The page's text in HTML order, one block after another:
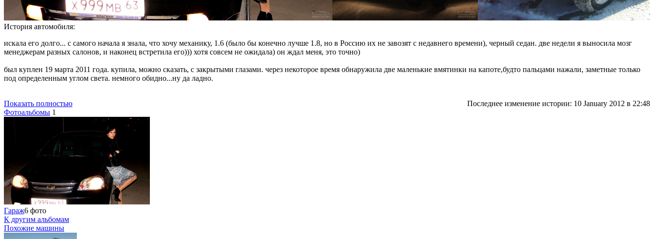
История автомобиля:
искала его долго... с самого начала я знала, что хочу механику, 1.6 (было бы конечно лучше 1.8, но в Россию их не завозят с недавнего времени), черный седан. две недели я выносила мозг
менеджерам разных салонов, и наконец встретила его))) хотя совсем не ожидала) он ждал меня, это точно)
был куплен 19 марта 2011 года. купила, можно сказать, с закрытыми глазами. через некоторое время обнаружила две маленькие вмятинки на капоте,будто пальцами нажали, заметные только
под определенным углом света. немного обидно...ну да ладно.
Последнее изменение истории: 10 January 2012 в 22:48
Показать полностью
Фотоальбомы 1
Гараж6 фото
К другим альбомам
Похожие машины